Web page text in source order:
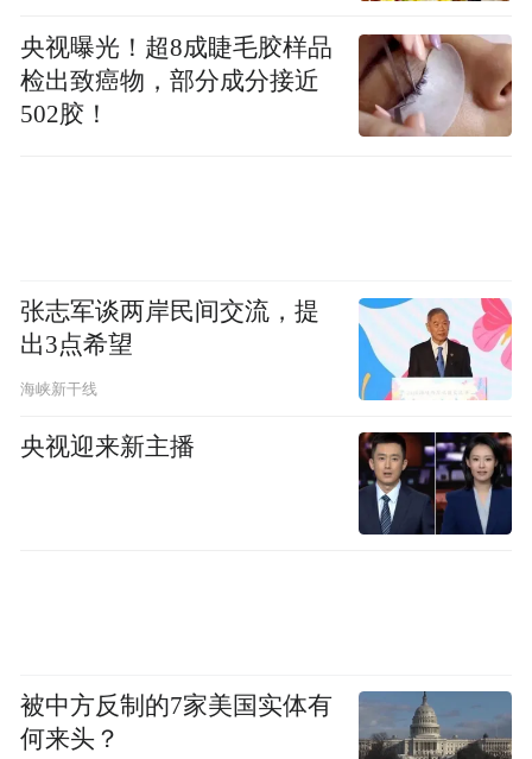
电网设备承载能力预测，守护城市电力“生命
线”，为宁波经济社会高质量发展和人民群众
平稳度夏提供坚强电力支撑。
布，本平台仅提供信息存储空间服务。
Notice: The content above (including the videos,
pictures and audios if any) is uploaded and posted
by the user of Dafeng Hao, which is a social media
space services.”
央视曝光！超8成睫毛胶样品
检出致癌物，部分成分接近
502胶！
张志军谈两岸民间交流，提
出3点希望
海峡新干线
央视迎来新主播
被中方反制的7家美国实体有
何来头？